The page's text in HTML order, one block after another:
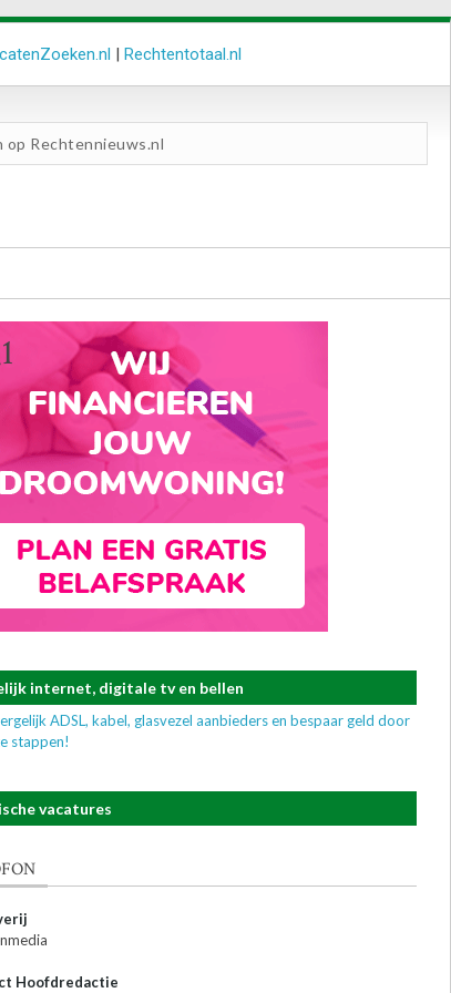
| Rechtentotaal.nl
internet, digitale tv en bellen
ADSL, kabel, glasvezel aanbieders en bespaar geld door
stappen!
vacatures
Hoofdredactie